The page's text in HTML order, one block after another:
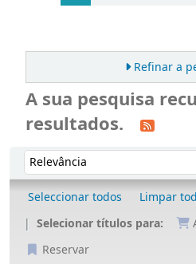
Refinar a
A sua pesquisa
resultados.
Ordenar
Ordenar por:
Seleccionar todos
Limpar
Selecionar títulos para:
Reservar